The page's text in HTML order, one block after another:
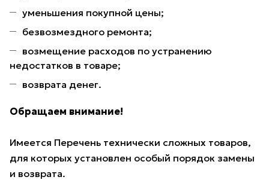
уменьшения покупной цены;
безвозмездного ремонта;
возмещение расходов по устранению
недостатков в товаре;
возврата денег.
Обращаем внимание!
Имеется Перечень технически сложных товаров,
для которых установлен особый порядок замены
и возврата.